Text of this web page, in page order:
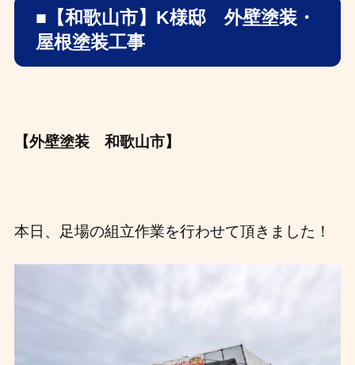
■【和歌山市】K様邸 外壁塗装・
屋根塗装工事
【外壁塗装 和歌山市】
本日、足場の組立作業を行わせて頂きました！